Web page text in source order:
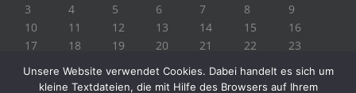
3
4 5 6 7 8
9
10
11 12 13 14 15
16
17
18 19 20 21 22
23
Unsere Website verwendet Cookies. Dabei handelt es sich um
kleine Textdateien, die mit Hilfe des Browsers auf Ihrem